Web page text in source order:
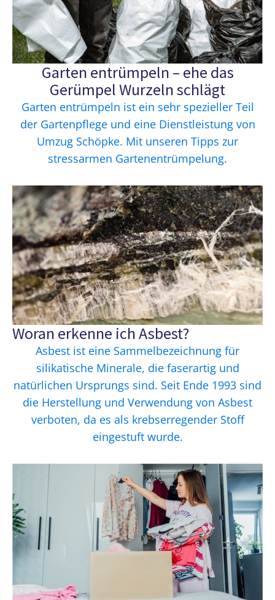
Garten entrümpeln – ehe das
Gerümpel Wurzeln schlägt
Garten entrümpeln ist ein sehr spezieller Teil
der Gartenpflege und eine Dienstleistung von
Umzug Schöpke. Mit unseren Tipps zur
stressarmen Gartenentrümpelung.
Woran erkenne ich Asbest?
Asbest ist eine Sammelbezeichnung für
silikatische Minerale, die faserartig und
natürlichen Ursprungs sind. Seit Ende 1993 sind
die Herstellung und Verwendung von Asbest
verboten, da es als krebserregender Stoff
eingestuft wurde.